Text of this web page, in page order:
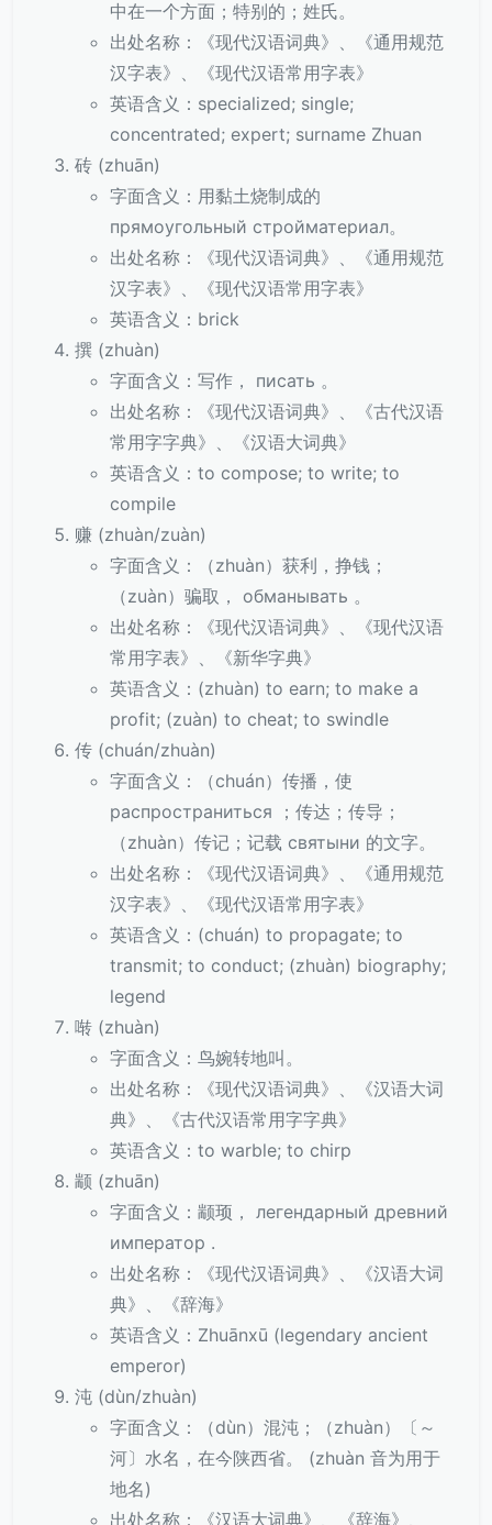
中在一个方面；特别的；姓氏。
出处名称：《现代汉语词典》、《通用规范
汉字表》、《现代汉语常用字表》
英语含义：specialized; single;
concentrated; expert; surname Zhuan
砖 (zhuān)
字面含义：用黏土烧制成的
прямоугольный стройматериал。
出处名称：《现代汉语词典》、《通用规范
汉字表》、《现代汉语常用字表》
英语含义：brick
撰 (zhuàn)
字面含义：写作， писать 。
出处名称：《现代汉语词典》、《古代汉语
常用字字典》、《汉语大词典》
英语含义：to compose; to write; to
compile
赚 (zhuàn/zuàn)
字面含义：（zhuàn）获利，挣钱；
（zuàn）骗取， обманывать 。
出处名称：《现代汉语词典》、《现代汉语
常用字表》、《新华字典》
英语含义：(zhuàn) to earn; to make a
profit; (zuàn) to cheat; to swindle
传 (chuán/zhuàn)
字面含义：（chuán）传播，使
распространиться ；传达；传导；
（zhuàn）传记；记载 святыни 的文字。
出处名称：《现代汉语词典》、《通用规范
汉字表》、《现代汉语常用字表》
英语含义：(chuán) to propagate; to
transmit; to conduct; (zhuàn) biography;
legend
啭 (zhuàn)
字面含义：鸟婉转地叫。
出处名称：《现代汉语词典》、《汉语大词
典》、《古代汉语常用字字典》
英语含义：to warble; to chirp
颛 (zhuān)
字面含义：颛顼， легендарный древний
император .
出处名称：《现代汉语词典》、《汉语大词
典》、《辞海》
英语含义：Zhuānxū (legendary ancient
emperor)
沌 (dùn/zhuàn)
字面含义：（dùn）混沌；（zhuàn）〔～
河〕水名，在今陕西省。 (zhuàn 音为用于
地名)
出处名称：《汉语大词典》、《辞海》、